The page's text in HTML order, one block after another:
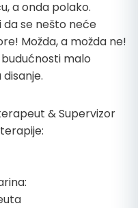
a onda polako.
se nešto neće
Možda, a možda ne!
malo
& Supervizor